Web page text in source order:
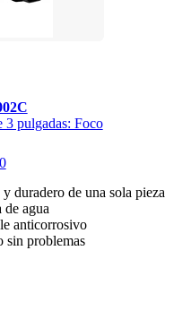
3 pulgadas: Foco
duradero de una sola pieza
agua
anticorrosivo
sin problemas